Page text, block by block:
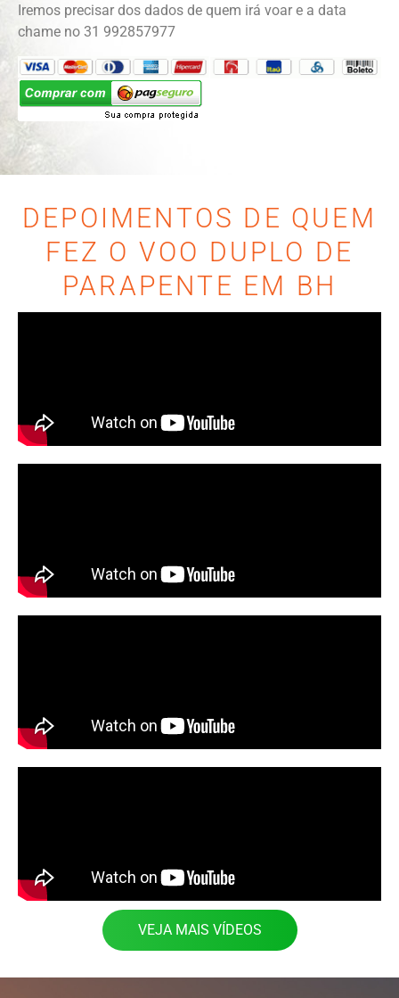
Iremos precisar dos dados de quem irá voar e a data
chame no 31 992857977
DEPOIMENTOS DE QUEM
FEZ O VOO DUPLO DE
PARAPENTE EM BH
VEJA MAIS VÍDEOS